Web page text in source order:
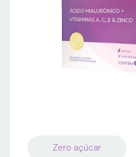
Zero açúcar